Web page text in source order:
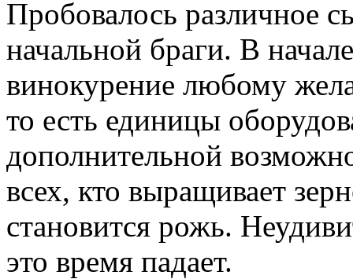
Пробовалось различное
начальной браги. В
винокурение любому
то есть единицы
дополнительной
всех, кто выращивает
становится рожь.
это время падает.